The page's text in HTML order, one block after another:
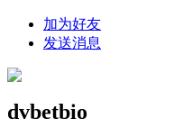
加为好友
发送消息
dvbetbio